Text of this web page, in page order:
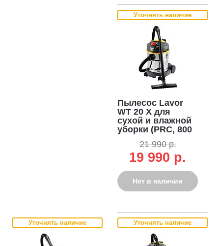
Уточнять наличие
Пылесос Lavor
WT 20 X для
сухой и влажной
уборки (PRC, 800
220 мбар,
контейнер 20 л. из
нержавеющей
стали, шланг 2 м.,
7.2 кг.)
21 990 р.
19 990 р.
Нет в наличии
Уточнять наличие Уточнять наличие